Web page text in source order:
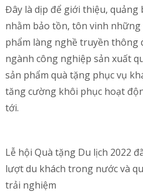
Đây là dịp để giới thiệu, quảng
nhằm bảo tồn, tôn vinh những
phẩm làng nghề truyền thông
ngành công nghiệp sản xuất
sản phẩm quà tặng phục vụ
tăng cường khôi phục hoạt
tới.
Lễ hội Quà tặng Du lịch 2022
lượt du khách trong nước và
trải nghiệm